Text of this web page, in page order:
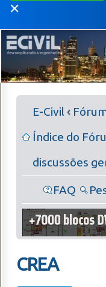
✕
E-Civil‹
Índice do
discussões
FAQ
CREA